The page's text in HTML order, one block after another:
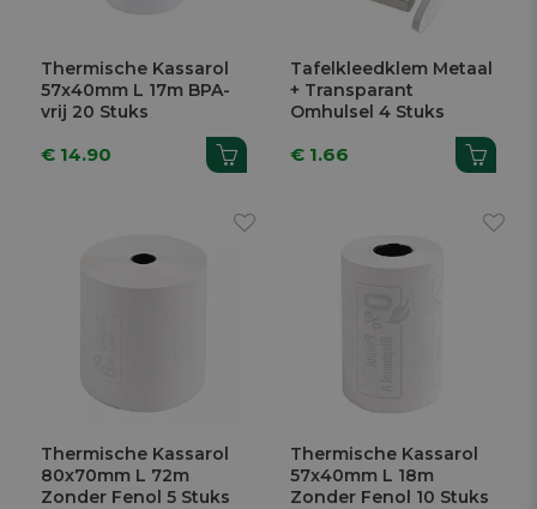
Thermische Kassarol
57x40mm L 17m BPA-
vrij 20 Stuks
€ 14.90
Tafelkleedklem Metaal
+ Transparant
Omhulsel 4 Stuks
€ 1.66
Thermische Kassarol
80x70mm L 72m
Zonder Fenol 5 Stuks
Thermische Kassarol
57x40mm L 18m
Zonder Fenol 10 Stuks